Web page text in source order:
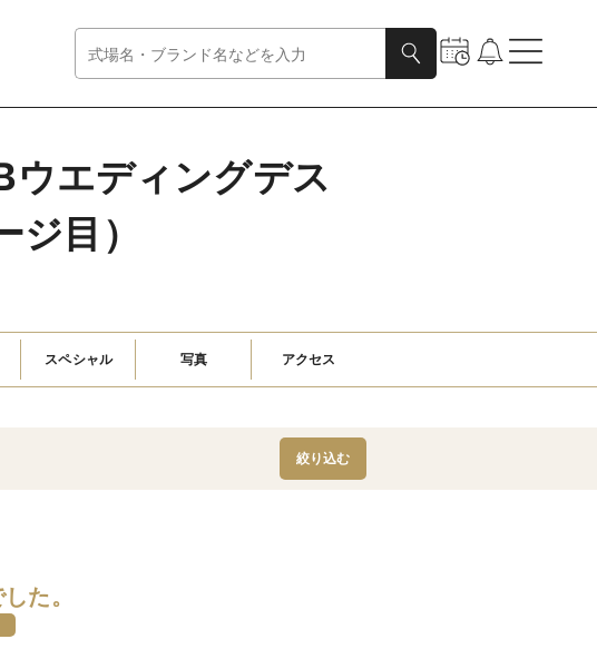
エディングデス
目）
スペシャル 写真 アクセス
絞り込む
た。